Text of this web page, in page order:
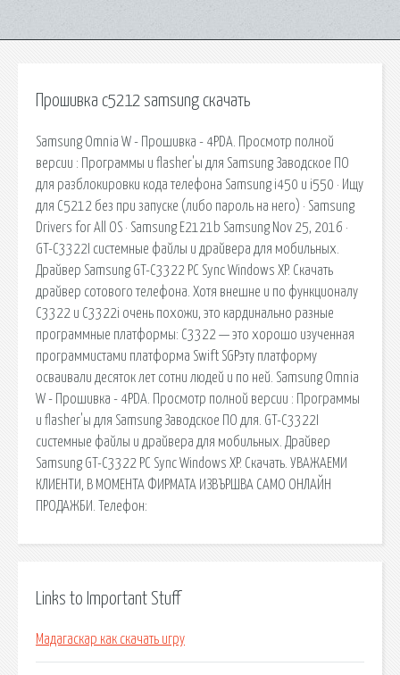
Прошивка c5212 samsung скачать
Samsung Omnia W - Прошивка - 4PDA. Просмотр полной
версии : Программы и flasher'ы для Samsung Заводское ПО
для разблокировки кода телефона Samsung i450 и i550 · Ищу
для C5212 без при запуске (либо пароль на него) · Samsung
Drivers for All OS · Samsung E2121b Samsung Nov 25, 2016 ·
GT-C3322I системные файлы и драйвера для мобильных.
Драйвер Samsung GT-C3322 PC Sync Windows XP. Скачать
драйвер сотового телефона. Хотя внешне и по функционалу
C3322 и C3322i очень похожи, это кардинально разные
программные платформы: C3322 — это хорошо изученная
программистами платформа Swift SGPэту платформу
осваивали десяток лет сотни людей и по ней. Samsung Omnia
W - Прошивка - 4PDA. Просмотр полной версии : Программы
и flasher'ы для Samsung Заводское ПО для. GT-C3322I
системные файлы и драйвера для мобильных. Драйвер
Samsung GT-C3322 PC Sync Windows XP. Скачать. УВАЖАЕМИ
КЛИЕНТИ, В МОМЕНТА ФИРМАТА ИЗВЪРШВА САМО ОНЛАЙН
ПРОДАЖБИ. Телефон:
Links to Important Stuff
Мадагаскар как скачать игру